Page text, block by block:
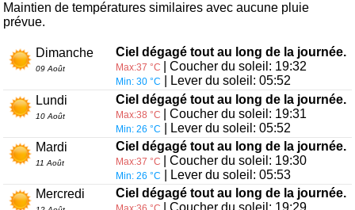
Maintien de températures similaires avec aucune pluie
prévue.
Dimanche
09 Août
Ciel dégagé tout au long de la journée.
Max:37 °C | Coucher du soleil: 19:32
Min: 30 °C
| Lever du soleil: 05:52
Lundi
10 Août
Ciel dégagé tout au long de la journée.
Max:38 °C | Coucher du soleil: 19:31
Min: 26 °C
| Lever du soleil: 05:52
Mardi
11 Août
Ciel dégagé tout au long de la journée.
Max:37 °C | Coucher du soleil: 19:30
Min: 26 °C
| Lever du soleil: 05:53
Mercredi
Ciel dégagé tout au long de la journée.